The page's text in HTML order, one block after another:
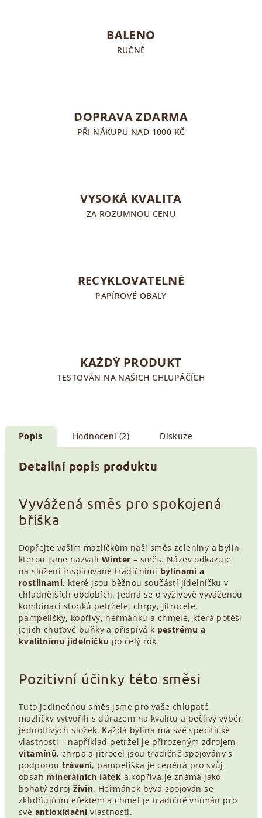
BALENO
RUČNĚ
DOPRAVA ZDARMA
PŘI NÁKUPU NAD 1000 KČ
VYSOKÁ KVALITA
ZA ROZUMNOU CENU
RECYKLOVATELNÉ
PAPÍROVÉ OBALY
KAŽDÝ PRODUKT
TESTOVÁN NA NAŠICH CHLUPÁČÍCH
Popis Hodnocení (2) Diskuze
Detailní popis produktu
Vyvážená směs pro spokojená
bříška
Dopřejte vašim mazlíčkům naši směs zeleniny a bylin,
kterou jsme nazvali Winter – směs. Název odkazuje
na složení inspirované tradičními bylinami a
rostlinami, které jsou běžnou součástí jídelníčku v
chladnějších obdobích. Jedná se o výživově vyváženou
kombinaci stonků petržele, chrpy, jitrocele,
pampelišky, kopřivy, heřmánku a chmele, která potěší
jejich chuťové buňky a přispívá k pestrému a
kvalitnímu jídelníčku po celý rok.
Pozitivní účinky této směsi
Tuto jedinečnou směs jsme pro vaše chlupaté
mazlíčky vytvořili s důrazem na kvalitu a pečlivý výběr
jednotlivých složek. Každá bylina má své specifické
vlastnosti – například petržel je přirozeným zdrojem
vitamínů, chrpa a jitrocel jsou tradičně spojovány s
podporou trávení, pampeliška je ceněná pro svůj
obsah minerálních látek a kopřiva je známá jako
bohatý zdrojživin. Heřmánek bývá spojován se
zklidňujícím efektem a chmel je tradičně vnímán pro
své antioxidační vlastnosti.